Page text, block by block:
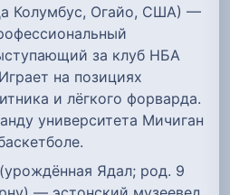
Колумбус, Огайо, США) —
за клуб НБА
на позициях
и лёгкого форварда.
университета Мичиган
Ядал; род. 9